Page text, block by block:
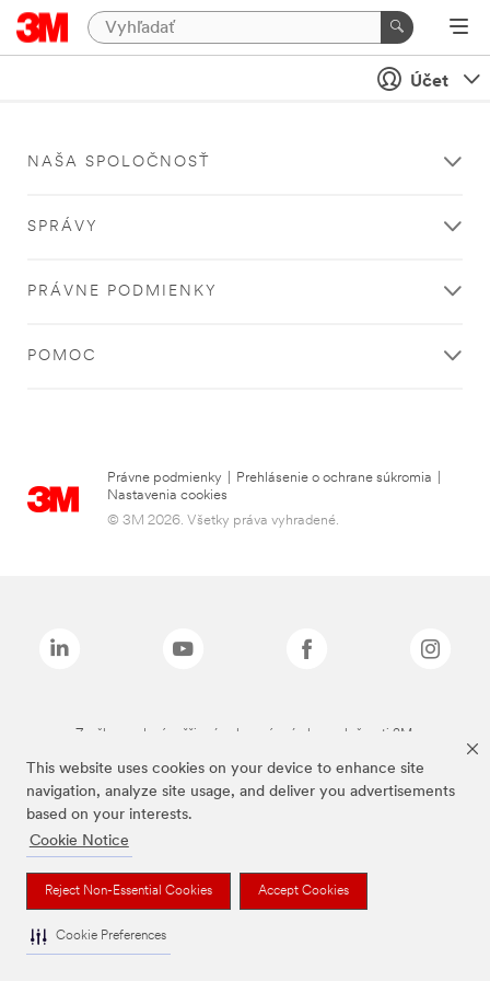
This website uses cookies on your device to enhance site
navigation, analyze site usage, and deliver you advertisements
based on your interests.
Cookie Notice
Reject Non-Essential Cookies Accept Cookies
Cookie Preferences
Účet
NAŠA SPOLOČNOSŤ
SPRÁVY
PRÁVNE PODMIENKY
POMOC
Právne podmienky Prehlásenie o ochrane súkromia
Nastavenia cookies
© 3M 2026. Všetky práva vyhradené.
Značky uvedené vyššie sú ochranné známky spoločnosti 3M.